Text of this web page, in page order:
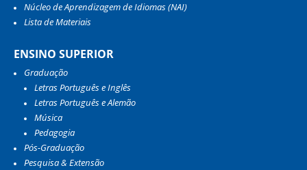
Núcleo de Aprendizagem de Idiomas (NAI)
Lista de Materiais
ENSINO SUPERIOR
Graduação
Letras Português e Inglês
Letras Português e Alemão
Música
Pedagogia
Pós-Graduação
Pesquisa & Extensão